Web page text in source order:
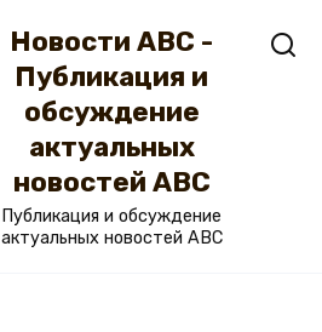
Новости ABC -
Публикация и
обсуждение
актуальных
новостей ABC
Публикация и обсуждение
актуальных новостей ABC